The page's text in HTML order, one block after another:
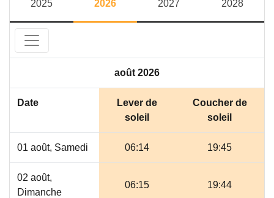
2025 2026 2027 2028
août 2026
Date
Lever de
soleil
Coucher de
soleil
01 août, Samedi 06:14 19:45
02 août,
Dimanche
06:15 19:44